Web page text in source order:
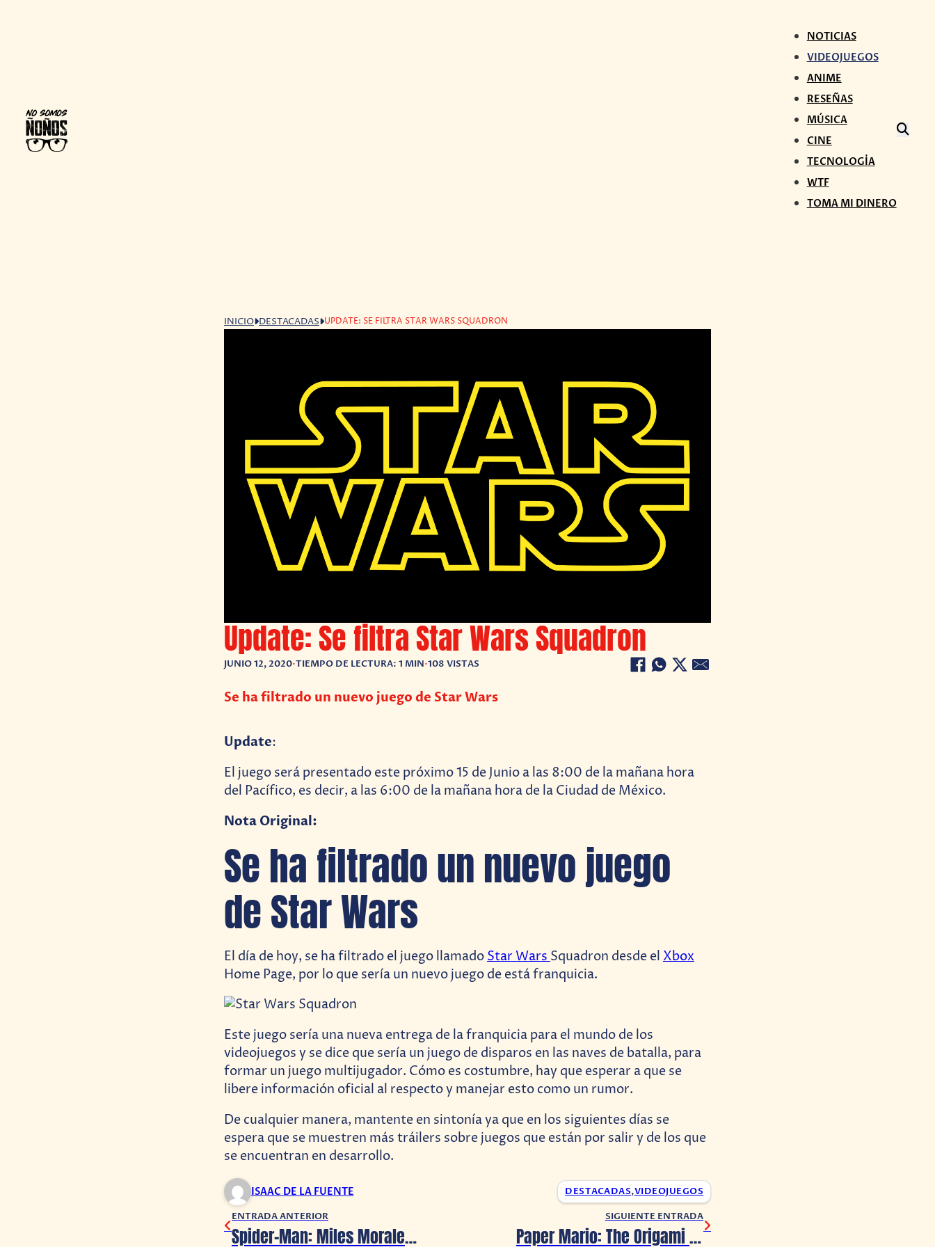
NOTICIAS
VIDEOJUEGOS
ANIME
RESEÑAS
MÚSICA
CINE
TECNOLOGÍA
WTF
TOMA MI DINERO
INICIO DESTACADAS UPDATE: SE FILTRA STAR WARS SQUADRON
Update: Se filtra Star Wars Squadron
JUNIO 12, 2020•TIEMPO DE LECTURA: 1 MIN•108 VISTAS
Se ha filtrado un nuevo juego de Star Wars
Update:
El juego será presentado este próximo 15 de Junio a las 8:00 de la mañana hora
del Pacífico, es decir, a las 6:00 de la mañana hora de la Ciudad de México.
Nota Original:
Se ha filtrado un nuevo juego
de Star Wars
El día de hoy, se ha filtrado el juego llamado Star Wars Squadron desde el Xbox
Home Page, por lo que sería un nuevo juego de está franquicia.
Este juego sería una nueva entrega de la franquicia para el mundo de los
videojuegos y se dice que sería un juego de disparos en las naves de batalla, para
formar un juego multijugador. Cómo es costumbre, hay que esperar a que se
libere información oficial al respecto y manejar esto como un rumor.
De cualquier manera, mantente en sintonía ya que en los siguientes días se
espera que se muestren más tráilers sobre juegos que están por salir y de los que
se encuentran en desarrollo.
ISAAC DE LA FUENTE DESTACADAS,VIDEOJUEGOS
ENTRADA ANTERIOR
Spider-Man: Miles Morales SI es secuela del original
SIGUIENTE ENTRADA
Paper Mario: The Origami King nos muestra nuevo compañeros y formas de combate